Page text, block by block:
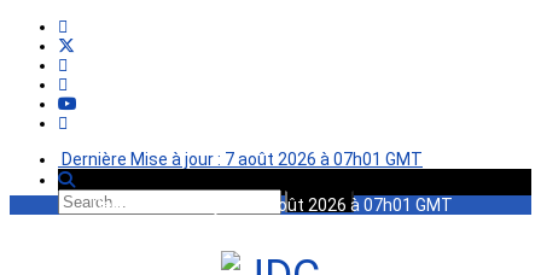
Dernière Mise à jour : 7 août 2026 à 07h01 GMT
Dernière Mise à jour : 7 août 2026 à 07h01 GMT